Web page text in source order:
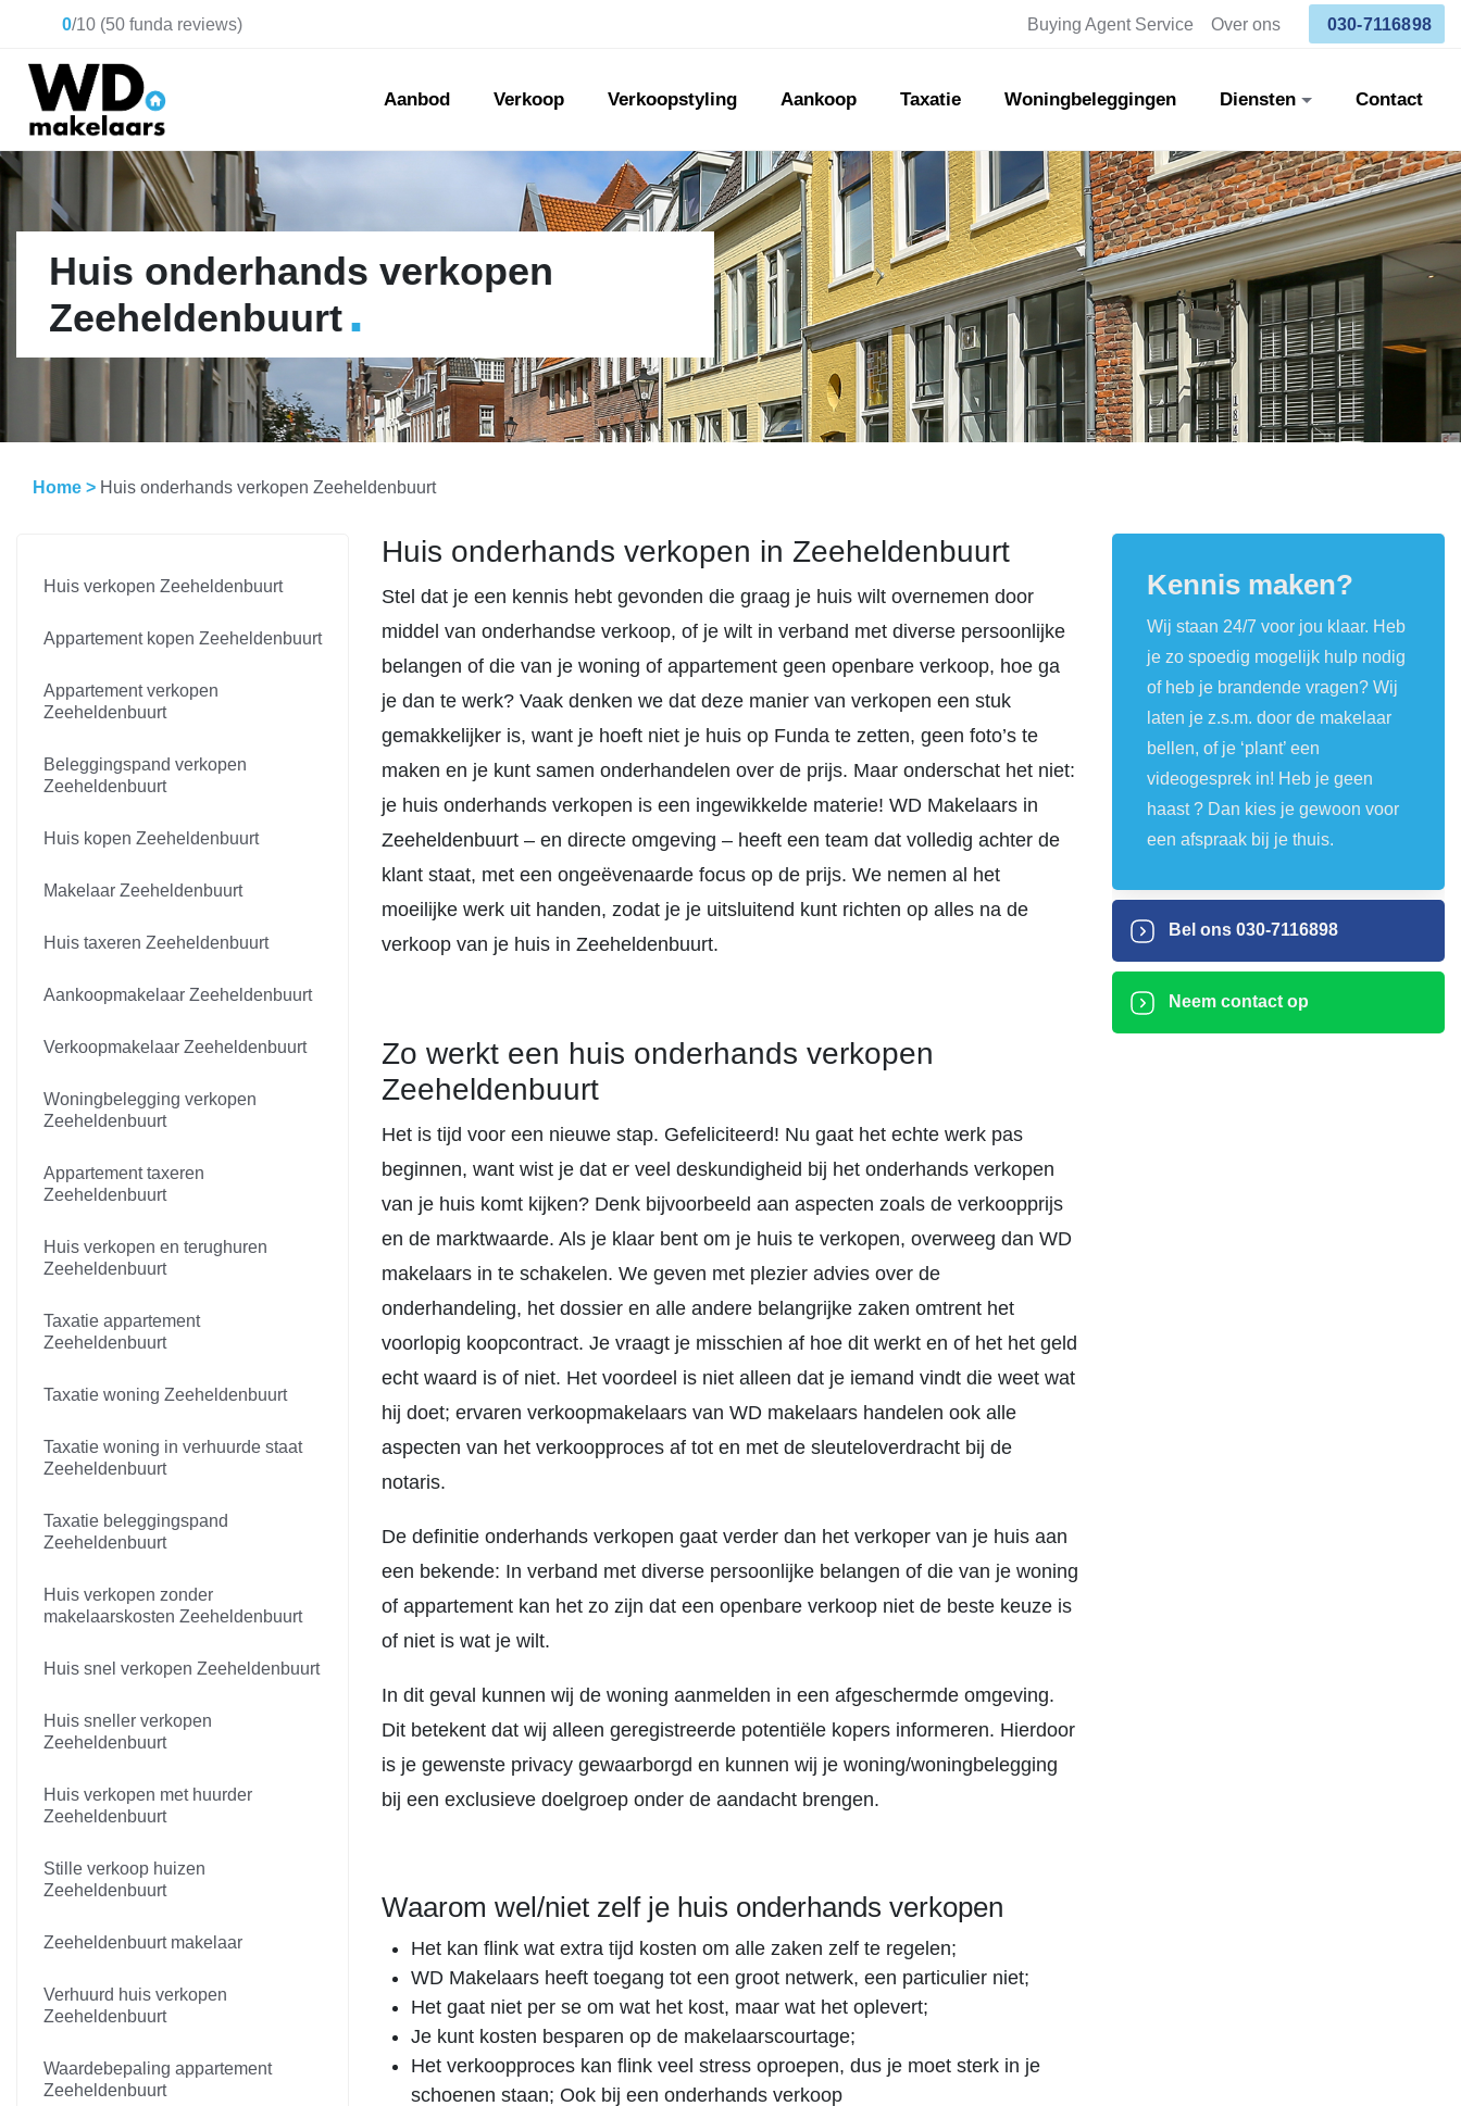
0/10 (50 funda reviews) Buying Agent Service Over ons 030-7116898
Aanbod Verkoop Verkoopstyling Aankoop Taxatie Woningbeleggingen Diensten Contact
Huis onderhands verkopen
Zeeheldenbuurt.
Home > Huis onderhands verkopen Zeeheldenbuurt
Huis verkopen Zeeheldenbuurt
Appartement kopen Zeeheldenbuurt
Appartement verkopen
Zeeheldenbuurt
Beleggingspand verkopen
Zeeheldenbuurt
Huis kopen Zeeheldenbuurt
Makelaar Zeeheldenbuurt
Huis taxeren Zeeheldenbuurt
Aankoopmakelaar Zeeheldenbuurt
Verkoopmakelaar Zeeheldenbuurt
Woningbelegging verkopen
Zeeheldenbuurt
Appartement taxeren
Zeeheldenbuurt
Huis verkopen en terughuren
Zeeheldenbuurt
Taxatie appartement
Zeeheldenbuurt
Taxatie woning Zeeheldenbuurt
Taxatie woning in verhuurde staat
Zeeheldenbuurt
Taxatie beleggingspand
Zeeheldenbuurt
Huis verkopen zonder
makelaarskosten Zeeheldenbuurt
Huis snel verkopen Zeeheldenbuurt
Huis sneller verkopen
Zeeheldenbuurt
Huis verkopen met huurder
Zeeheldenbuurt
Stille verkoop huizen
Zeeheldenbuurt
Zeeheldenbuurt makelaar
Verhuurd huis verkopen
Zeeheldenbuurt
Waardebepaling appartement
Zeeheldenbuurt
Huis onderhands verkopen in Zeeheldenbuurt
Stel dat je een kennis hebt gevonden die graag je huis wilt overnemen door
middel van onderhandse verkoop, of je wilt in verband met diverse persoonlijke
belangen of die van je woning of appartement geen openbare verkoop, hoe ga
je dan te werk? Vaak denken we dat deze manier van verkopen een stuk
gemakkelijker is, want je hoeft niet je huis op Funda te zetten, geen foto’s te
maken en je kunt samen onderhandelen over de prijs. Maar onderschat het niet:
je huis onderhands verkopen is een ingewikkelde materie! WD Makelaars in
Zeeheldenbuurt – en directe omgeving – heeft een team dat volledig achter de
klant staat, met een ongeëvenaarde focus op de prijs. We nemen al het
moeilijke werk uit handen, zodat je je uitsluitend kunt richten op alles na de
verkoop van je huis in Zeeheldenbuurt.
Zo werkt een huis onderhands verkopen
Zeeheldenbuurt
Het is tijd voor een nieuwe stap. Gefeliciteerd! Nu gaat het echte werk pas
beginnen, want wist je dat er veel deskundigheid bij het onderhands verkopen
van je huis komt kijken? Denk bijvoorbeeld aan aspecten zoals de verkoopprijs
en de marktwaarde. Als je klaar bent om je huis te verkopen, overweeg dan WD
makelaars in te schakelen. We geven met plezier advies over de
onderhandeling, het dossier en alle andere belangrijke zaken omtrent het
voorlopig koopcontract. Je vraagt je misschien af hoe dit werkt en of het het geld
echt waard is of niet. Het voordeel is niet alleen dat je iemand vindt die weet wat
hij doet; ervaren verkoopmakelaars van WD makelaars handelen ook alle
aspecten van het verkoopproces af tot en met de sleuteloverdracht bij de
notaris.
De definitie onderhands verkopen gaat verder dan het verkoper van je huis aan
een bekende: In verband met diverse persoonlijke belangen of die van je woning
of appartement kan het zo zijn dat een openbare verkoop niet de beste keuze is
of niet is wat je wilt.
In dit geval kunnen wij de woning aanmelden in een afgeschermde omgeving.
Dit betekent dat wij alleen geregistreerde potentiële kopers informeren. Hierdoor
is je gewenste privacy gewaarborgd en kunnen wij je woning/woningbelegging
bij een exclusieve doelgroep onder de aandacht brengen.
Waarom wel/niet zelf je huis onderhands verkopen
Het kan flink wat extra tijd kosten om alle zaken zelf te regelen;
WD Makelaars heeft toegang tot een groot netwerk, een particulier niet;
Het gaat niet per se om wat het kost, maar wat het oplevert;
Je kunt kosten besparen op de makelaarscourtage;
Het verkoopproces kan flink veel stress oproepen, dus je moet sterk in je
schoenen staan; Ook bij een onderhands verkoop
Kennis maken?
Wij staan 24/7 voor jou klaar. Heb
je zo spoedig mogelijk hulp nodig
of heb je brandende vragen? Wij
laten je z.s.m. door de makelaar
bellen, of je ‘plant’ een
videogesprek in! Heb je geen
haast ? Dan kies je gewoon voor
een afspraak bij je thuis.
Bel ons 030-7116898
Neem contact op